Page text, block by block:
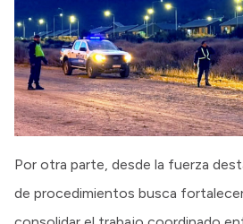
Por otra parte, desde la fuerza
de procedimientos busca